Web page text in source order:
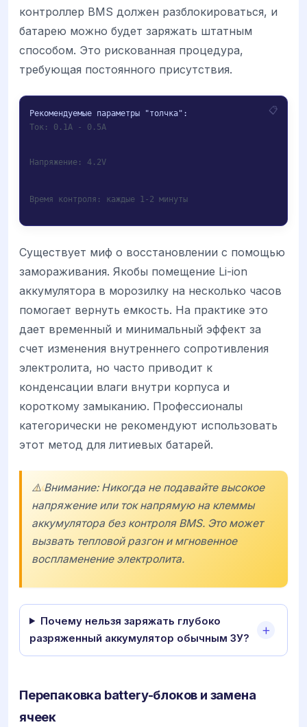
контроллер BMS должен разблокироваться, и
батарею можно будет заряжать штатным
способом. Это рискованная процедура,
требующая постоянного присутствия.
Ток: 0.1A - 0.5A
Напряжение: 4.2V
Время контроля: каждые 1-2 минуты
Существует миф о восстановлении с помощью
замораживания. Якобы помещение Li-ion
аккумулятора в морозилку на несколько часов
помогает вернуть емкость. На практике это
дает временный и минимальный эффект за
счет изменения внутреннего сопротивления
электролита, но часто приводит к
конденсации влаги внутри корпуса и
короткому замыканию. Профессионалы
категорически не рекомендуют использовать
этот метод для литиевых батарей.
⚠️ Внимание: Никогда не подавайте высокое
напряжение или ток напрямую на клеммы
аккумулятора без контроля BMS. Это может
вызвать тепловой разгон и мгновенное
воспламенение электролита.
Почему нельзя заряжать глубоко
разряженный аккумулятор обычным ЗУ?
Перепаковка battery-блоков и замена
ячеек